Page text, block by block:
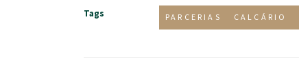
Tags PARCERIAS CALCÁRIO